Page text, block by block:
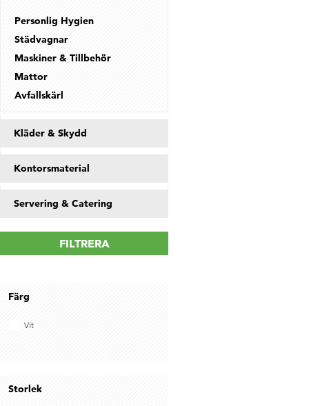
Personlig Hygien
Städvagnar
Maskiner & Tillbehör
Mattor
Avfallskärl
Kläder & Skydd
Kontorsmaterial
Servering & Catering
FILTRERA
Färg
Vit
Storlek